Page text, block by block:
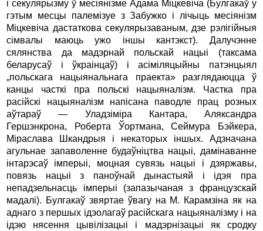
i секулярызму ў месіянізме Адама Міцкевіча (Булгакаў у
гэтым месцы палемізуе з Забужко i лічыць месіянізм
Міцкевіча дастаткова секулярызаваным, дзе рэлігійныя
сімвалы маюць ужо іншы кантэкст). Далучэнне
сялянства да мадэрнай польскай нацыі (таксама
беларусаў i ўкраінцаў) i асіміляцыйны патэнцыял
„польскага нацыянальнага праекта» разглядаюцца ў
канцы часткі пра польскі нацыяналізм. Частка пра
расійскі нацыяналізм напісана паводле прац розных
аўтараў — Уладзіміра Кантара, Аляксандра
Гершэнкрона, Роберта Ўортмана, Сеймура Бэйкера,
Міраслава Шкандрыя i некаторых іншых. Адзначана
агульнае запаволенне будаўніцтва нацыі, дамінаванне
інтарэсаў імперыі, моцная сувязь нацыі i дзяржавы,
повязь нацыі з паноўнай дынастыяй i ідэя пра
непадзельнасць імперыі (запазычаная з французскай
мадалі). Булгакаў звяртае ўвагу на M. Карамзіна як на
аднаго з першых ідэолагаў расійскага нацыяналізму i на
ідэю нясення цывілізацыі i мадэрнізацыі як сродку